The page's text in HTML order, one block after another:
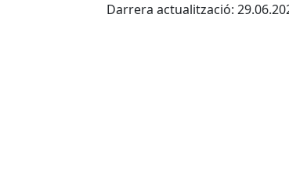
Darrera actualització: